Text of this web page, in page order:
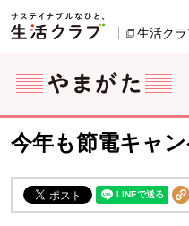
ページの先頭です。
生活ク
ここからサイト内共通メニュ
サイト内共通メニューをスキ
サイト内共通メニューここま
今年も節電キャ